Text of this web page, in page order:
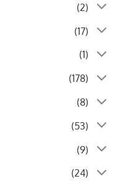
(2)
(17)
(1)
(178)
(8)
(53)
(9)
(24)